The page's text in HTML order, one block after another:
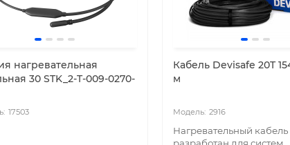
нагревательная
30 STK_2-T-009-0270-
17503
Кабель Devisafe 20T
м
2916
Нагревательный кабель